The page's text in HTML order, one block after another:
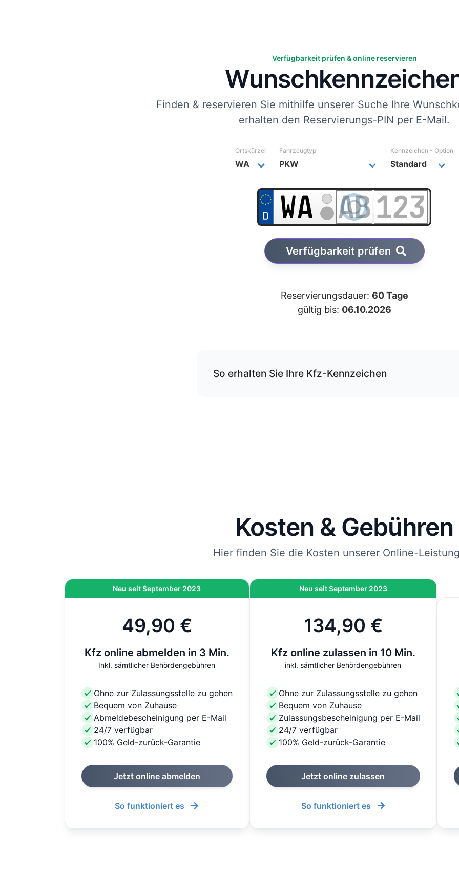
Verfügbarkeit prüfen & online reservieren
Finden & reservieren Sie mithilfe unserer Suche Ihre
erhalten den Reservierungs-PIN per E-Mail.
Ortskürzel Fahrzeugtyp Kennzeichen - Option
Verfügbarkeit prüfen
Reservierungsdauer: 60 Tage
gültig bis: 06.10.2026
So erhalten Sie Ihre Kfz-Kennzeichen
Kosten & Gebühren
Hier finden Sie die Kosten unserer Online-
Neu seit September 2023
49,90 €
Kfz online abmelden in 3 Min.
Inkl. sämtlicher Behördengebühren
Ohne zur Zulassungsstelle zu gehen
Bequem von Zuhause
Abmeldebescheinigung per E-Mail
24/7 verfügbar
100% Geld-zurück-Garantie
Jetzt online abmelden
So funktioniert es
Neu seit September 2023
134,90 €
Kfz online zulassen in 10 Min.
inkl. sämtlicher Behördengebühren
Ohne zur Zulassungsstelle zu gehen
Bequem von Zuhause
Zulassungsbescheinigung per E-Mail
24/7 verfügbar
100% Geld-zurück-Garantie
Jetzt online zulassen
So funktioniert es